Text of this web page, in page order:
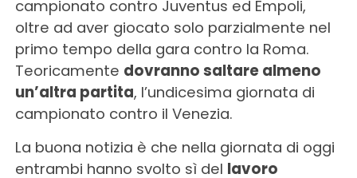
campionato contro Juventus ed Empoli,
oltre ad aver giocato solo parzialmente nel
primo tempo della gara contro la Roma.
Teoricamente dovranno saltare almeno
un’altra partita, l’undicesima giornata di
campionato contro il Venezia.
La buona notizia è che nella giornata di oggi
entrambi hanno svolto sì del lavoro